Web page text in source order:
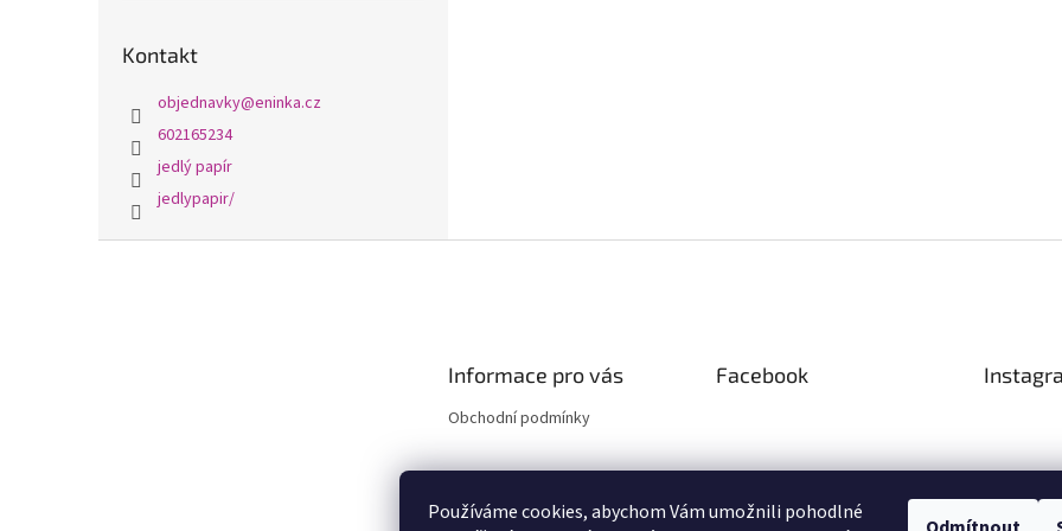
Používáme cookies, abychom Vám umožnili pohodlné
Kontakt
objednavky@eninka.cz
602165234
jedlý papír
jedlypapir/
Informace pro vás
Obchodní podmínky
Facebook